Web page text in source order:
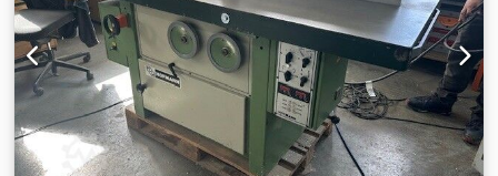
handmatig met handwiel Draaaiverstelling handmatig met
handwiel Zijdeling verschuifbare tafel voor sleuf- en
penbewerking Aandrijfinrichting 3 rollen Elu, traploos
Afzuigaansluiting D 2x 120 mm Benodigde ruimte ca. 2000
x 1600 x 1400 mm Gewicht ca. 1000 kg